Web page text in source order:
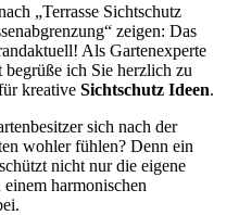
„Terrasse Sichtschutz
zeigen: Das
Als Gartenexperte
begrüße ich Sie herzlich zu
kreative Sichtschutz Ideen.
sich nach der
wohler fühlen? Denn ein
schützt nicht nur die eigene
harmonischen